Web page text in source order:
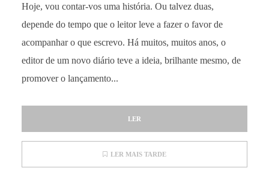
Hoje, vou contar-vos uma história. Ou talvez duas,
depende do tempo que o leitor leve a fazer o favor de
acompanhar o que escrevo. Há muitos, muitos anos, o
editor de um novo diário teve a ideia, brilhante mesmo, de
promover o lançamento...
LER
LER MAIS TARDE